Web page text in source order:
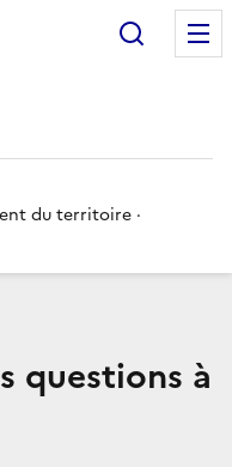
du territoire ·
questions à